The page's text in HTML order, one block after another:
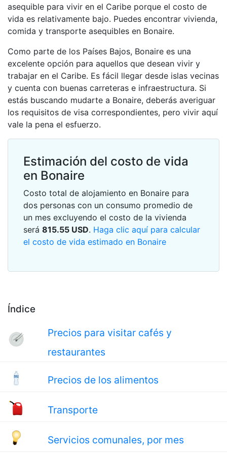
Índice
Precios para visitar cafés y
restaurantes
Precios de los alimentos
Transporte
Servicios comunales, por mes
asequible para vivir en el Caribe porque el costo de
vida es relativamente bajo. Puedes encontrar vivienda,
comida y transporte asequibles en Bonaire.
Como parte de los Países Bajos, Bonaire es una
excelente opción para aquellos que desean vivir y
trabajar en el Caribe. Es fácil llegar desde islas vecinas
y cuenta con buenas carreteras e infraestructura. Si
estás buscando mudarte a Bonaire, deberás averiguar
los requisitos de visa correspondientes, pero vivir aquí
vale la pena el esfuerzo.
Estimación del costo de vida
en Bonaire
Costo total de alojamiento en Bonaire para
dos personas con un consumo promedio de
un mes excluyendo el costo de la vivienda
será 815.55 USD. Haga clic aquí para calcular
el costo de vida estimado en Bonaire